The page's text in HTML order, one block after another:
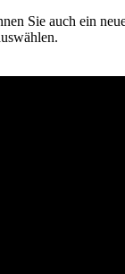
Sie auch ein